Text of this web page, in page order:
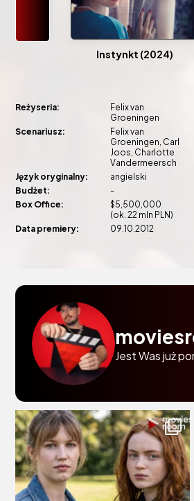
Instynkt (2024)
Reżyseria:
Felix van
Groeningen
Scenariusz:
Felix van
Groeningen Carl
Joos Charlotte
Vandermeersch
Język oryginalny:
angielski
Budżet:
-
Box Office:
$5,500,000
(ok. 22 mln PLN)
Data premiery:
09.10.2012
Jest Was już